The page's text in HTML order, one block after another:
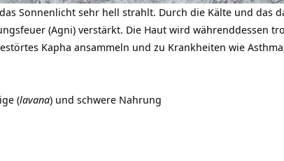
Sonnenlicht sehr hell strahlt. Durch die Kälte und das
(Agni) verstärkt. Die Haut wird währenddessen
Kapha ansammeln und zu Krankheiten wie
(lavana) und schwere Nahrung